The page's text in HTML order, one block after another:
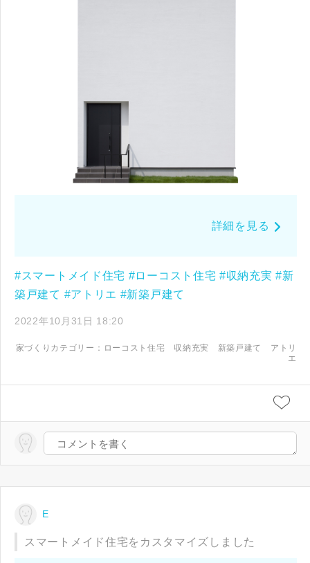
詳細を見る
#スマートメイド住宅 #ローコスト住宅 #収納充実 #新
築戸建て #アトリエ #新築戸建て
2022年10月31日 18:20
家づくりカテゴリー： ローコスト住宅 収納充実 新築戸建て
アトリ
エ
E
スマートメイド住宅をカスタマイズしました